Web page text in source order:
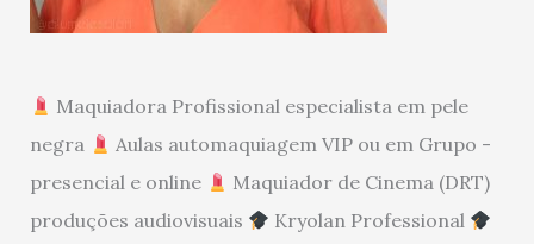
Maquiadora Profissional especialista em pele
negra
Aulas automaquiagem VIP ou em Grupo -
presencial e online
Maquiador de Cinema (DRT)
produções audiovisuais
Kryolan Professional